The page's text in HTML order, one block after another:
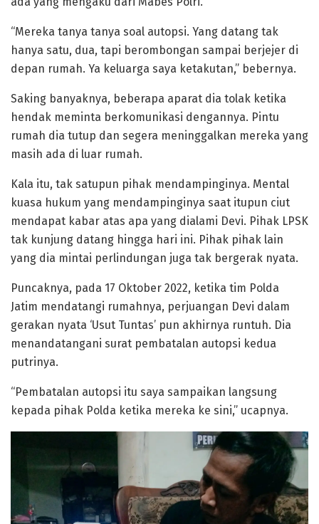
“Mereka tanya tanya soal autopsi. Yang datang tak
hanya satu, dua, tapi berombongan sampai berjejer di
depan rumah. Ya keluarga saya ketakutan,” bebernya.
Saking banyaknya, beberapa aparat dia tolak ketika
hendak meminta berkomunikasi dengannya. Pintu
rumah dia tutup dan segera meninggalkan mereka yang
masih ada di luar rumah.
Kala itu, tak satupun pihak mendampinginya. Mental
kuasa hukum yang mendampinginya saat itupun ciut
mendapat kabar atas apa yang dialami Devi. Pihak LPSK
tak kunjung datang hingga hari ini. Pihak pihak lain
yang dia mintai perlindungan juga tak bergerak nyata.
Puncaknya, pada 17 Oktober 2022, ketika tim Polda
Jatim mendatangi rumahnya, perjuangan Devi dalam
gerakan nyata ‘Usut Tuntas’ pun akhirnya runtuh. Dia
menandatangani surat pembatalan autopsi kedua
putrinya.
“Pembatalan autopsi itu saya sampaikan langsung
kepada pihak Polda ketika mereka ke sini,” ucapnya.